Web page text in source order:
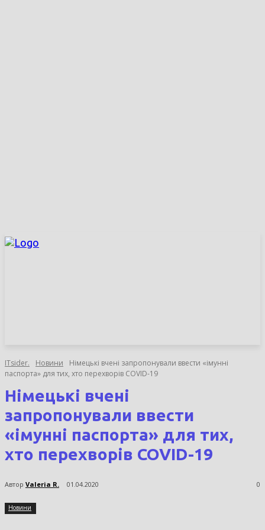
ITsider. Новини
Німецькі вчені запропонували ввести «імунні
паспорта» для тих, хто перехворів COVID-19
Німецькі вчені
запропонували ввести
«імунні паспорта» для тих,
хто перехворів COVID-19
Автор Valeria R. 01.04.2020 0
Новини